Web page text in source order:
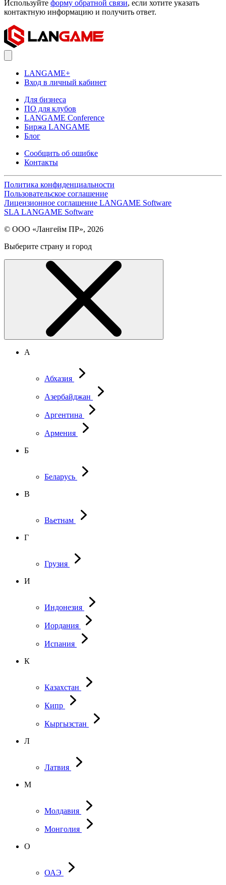
Используйте форму обратной связи, если хотите указать
контактную информацию и получить ответ.
LANGAME+
Вход в личный кабинет
Для бизнеса
ПО для клубов
LANGAME Conference
Биржа LANGAME
Блог
Сообщить об ошибке
Контакты
Политика конфиденциальности
Пользовательское соглашение
Лицензионное соглашение LANGAME Software
SLA LANGAME Software
© ООО «Лангейм ПР», 2026
Выберите страну и город
А
Абхазия
Азербайджан
Аргентина
Армения
Б
Беларусь
В
Вьетнам
Г
Грузия
И
Индонезия
Иордания
Испания
К
Казахстан
Кипр
Кыргызстан
Л
Латвия
М
Молдавия
Монголия
О
ОАЭ